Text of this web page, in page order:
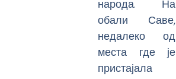
народа. На
обали Саве,
недалеко од
места где је
пристајала